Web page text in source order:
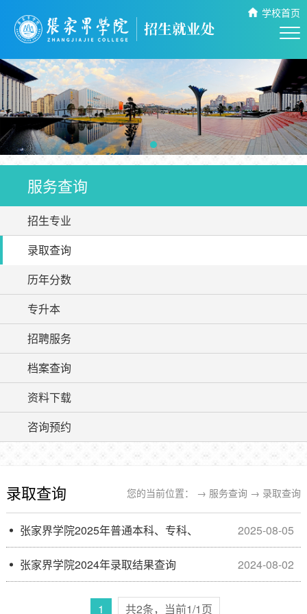
学校首页
服务查询
招生专业
录取查询
历年分数
专升本
招聘服务
档案查询
资料下载
咨询预约
录取查询 您的当前位置： → 服务查询 → 录取查询
张家界学院2025年普通本科、专科、“专升本”录取查询
2025-08-05
张家界学院2024年录取结果查询 2024-08-02
1 共2条，当前1/1页